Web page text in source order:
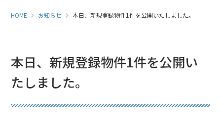
HOME お知らせ 本日、新規登録物件1件を公開いたしました。
本日、新規登録物件1件を公開い
たしました。